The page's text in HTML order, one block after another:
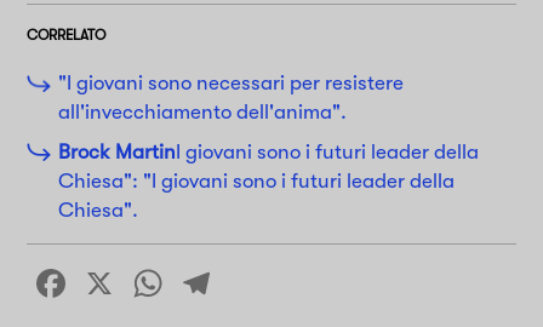
CORRELATO
"I giovani sono necessari per resistere
all'invecchiamento dell'anima".
Brock MartinI giovani sono i futuri leader della
Chiesa": "I giovani sono i futuri leader della
Chiesa".
Facebook
X WhatsApp